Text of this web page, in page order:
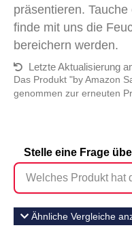
präsentieren.
finde mit uns die
bereichern werden.
Letzte Aktualisierung
Das Produkt "‎by Amazon
genommen zur erneuten
Stelle eine Frage
Ähnliche Vergleiche